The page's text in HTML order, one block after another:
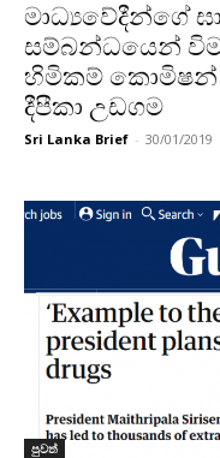
මාධ්‍යවේදීන්ගේ
සම්බන්ධයෙන්
හිමිකම් කොමිෂන්
දීපීකා උඩගම
Sri Lanka Brief - 30/01/2019
පුවත්